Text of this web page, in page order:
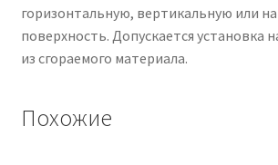
горизонтальную, вертикальную или
поверхность. Допускается установка
из сгораемого материала.
Похожие